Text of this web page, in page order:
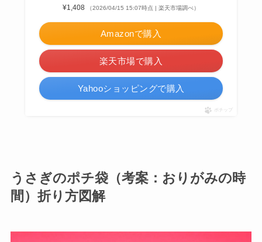
¥1,408
（2026/04/15 15:07時点 | 楽天市場調べ）
Amazonで購入
楽天市場で購入
Yahooショッピングで購入
ポチップ
うさぎのポチ袋（考案：おりがみの時
間）折り方図解